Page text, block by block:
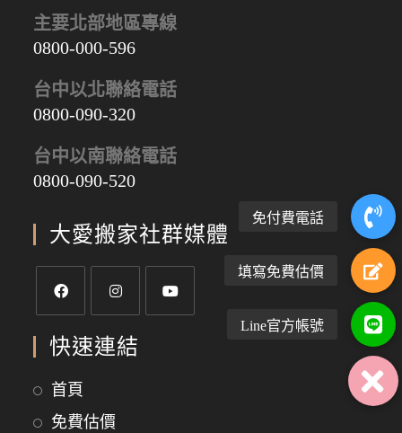
主要北部地區專線
0800-000-596
台中以北聯絡電話
0800-090-320
台中以南聯絡電話
0800-090-520
大愛搬家社群媒體
快速連結
首頁
免費估價